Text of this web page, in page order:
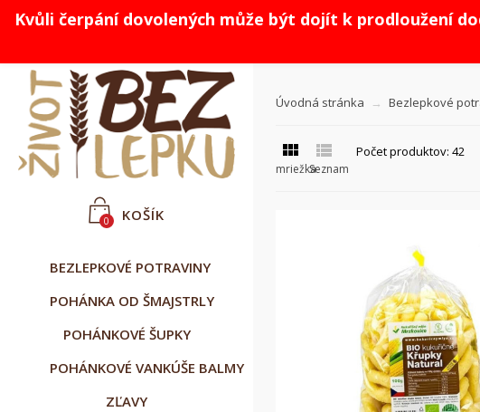
Kvůli čerpání dovolených může být dojít k prodloužení
KOŠÍK
0
BEZLEPKOVÉ POTRAVINY
POHÁNKA OD ŠMAJSTRLY
POHÁNKOVÉ ŠUPKY
POHÁNKOVÉ VANKÚŠE BALMY
ZĽAVY
Úvodná stránka Bezlepkové

mriežka

Seznam
Počet produktov: 42